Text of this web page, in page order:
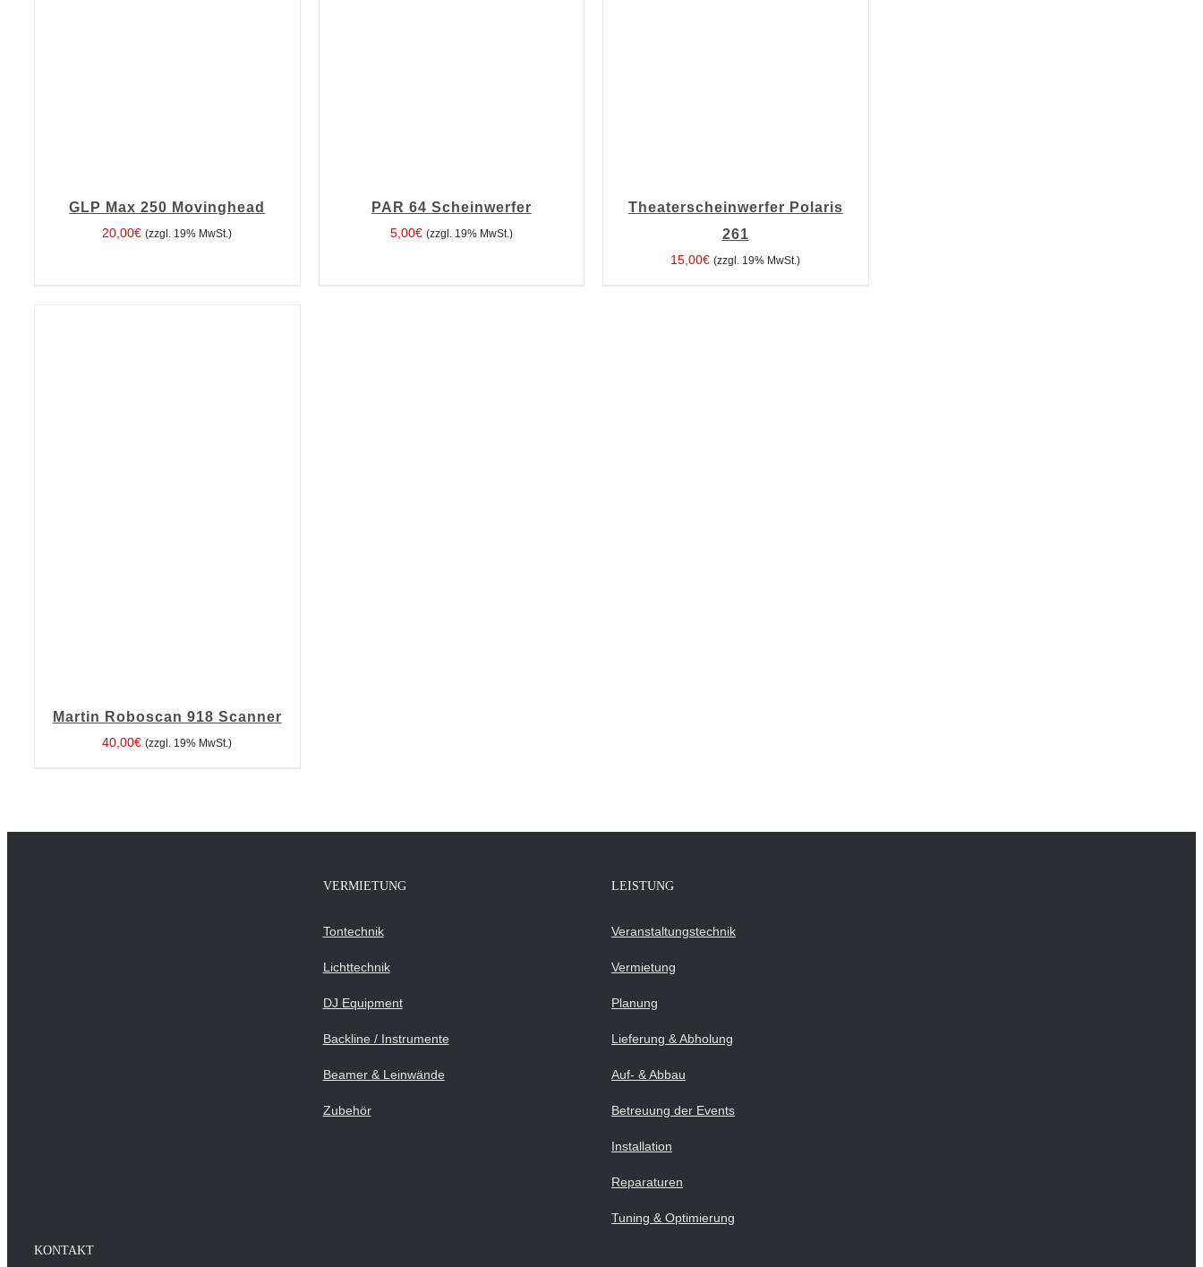
GLP Max 250 Movinghead
20,00€ (zzgl. 19% MwSt.)
PAR 64 Scheinwerfer
5,00€ (zzgl. 19% MwSt.)
Theaterscheinwerfer Polaris
261
15,00€ (zzgl. 19% MwSt.)
Martin Roboscan 918 Scanner
40,00€ (zzgl. 19% MwSt.)
VERMIETUNG
Tontechnik
Lichttechnik
DJ Equipment
Backline / Instrumente
Beamer & Leinwände
Zubehör
LEISTUNG
Veranstaltungstechnik
Vermietung
Planung
Lieferung & Abholung
Auf- & Abbau
Betreuung der Events
Installation
Reparaturen
Tuning & Optimierung
KONTAKT